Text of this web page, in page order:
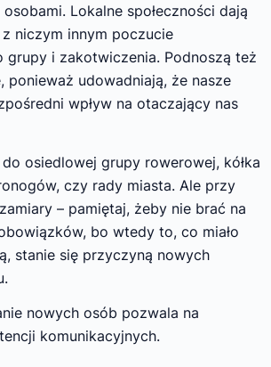
Lokalne społeczności dają
niczym innym poczucie
grupy i zakotwiczenia. Podnoszą też
ponieważ udowadniają, że nasze
wpływ na otaczający nas
osiedlowej grupy rowerowej, kółka
czy rady miasta. Ale przy
– pamiętaj, żeby nie brać na
bo wtedy to, co miało
stanie się przyczyną nowych
nowych osób pozwala na
komunikacyjnych.